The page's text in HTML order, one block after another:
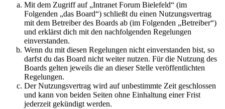
Mit dem Zugriff auf „Intranet Forum Bielefeld“ (im
Folgenden „das Board“) schließt du einen Nutzungsvertrag
mit dem Betreiber des Boards ab (im Folgenden „Betreiber“)
und erklärst dich mit den nachfolgenden Regelungen
einverstanden.
Wenn du mit diesen Regelungen nicht einverstanden bist, so
darfst du das Board nicht weiter nutzen. Für die Nutzung des
Boards gelten jeweils die an dieser Stelle veröffentlichten
Regelungen.
Der Nutzungsvertrag wird auf unbestimmte Zeit geschlossen
und kann von beiden Seiten ohne Einhaltung einer Frist
jederzeit gekündigt werden.